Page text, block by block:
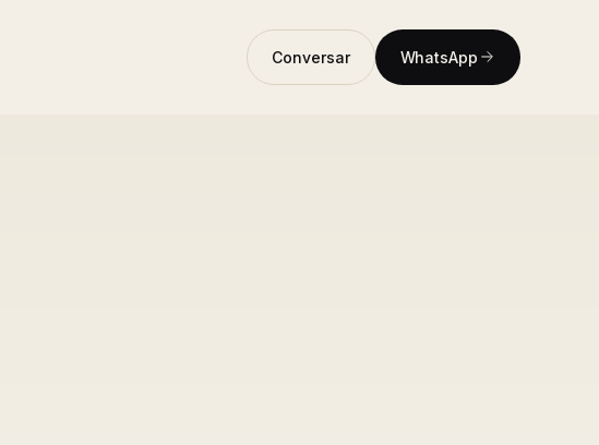
Conversar WhatsApp